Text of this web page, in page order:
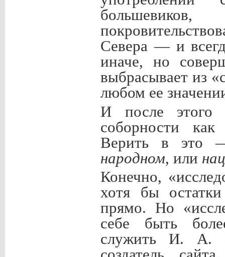
Севера — и
иначе, но
выбрасывает из
любом ее
И после этого
соборности
Верить в это
народном, или
Конечно,
хотя бы
прямо. Но
себе быть
служить И. А.